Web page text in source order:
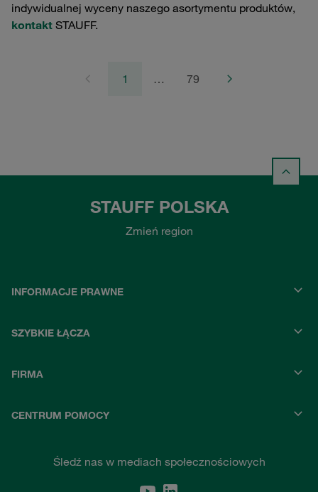
indywidualnej wyceny naszego asortymentu produktów,
kontakt STAUFF.
1 … 79
STAUFF POLSKA
Zmień region
INFORMACJE PRAWNE
SZYBKIE ŁĄCZA
FIRMA
CENTRUM POMOCY
Śledź nas w mediach społecznościowych